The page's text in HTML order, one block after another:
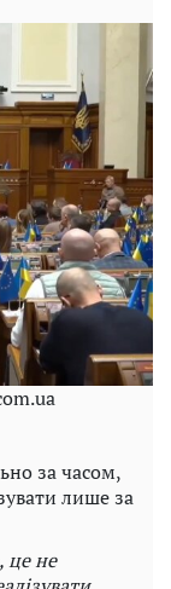
за часом,
лише за
це не